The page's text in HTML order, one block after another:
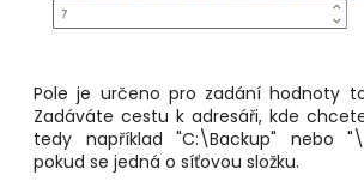
Pole je určeno pro zadání hodnoty
Zadáváte cestu k adresáři, kde
tedy například "C:\Backup" nebo
pokud se jedná o síťovou složku.